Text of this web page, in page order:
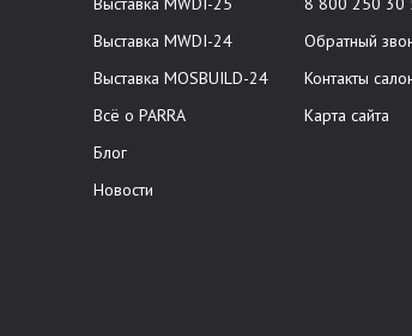
Выставка MWDI-24
Выставка MOSBUILD-24
Всё о PARRA
Блог
Новости
Обратный
Контакты
Карта сайта